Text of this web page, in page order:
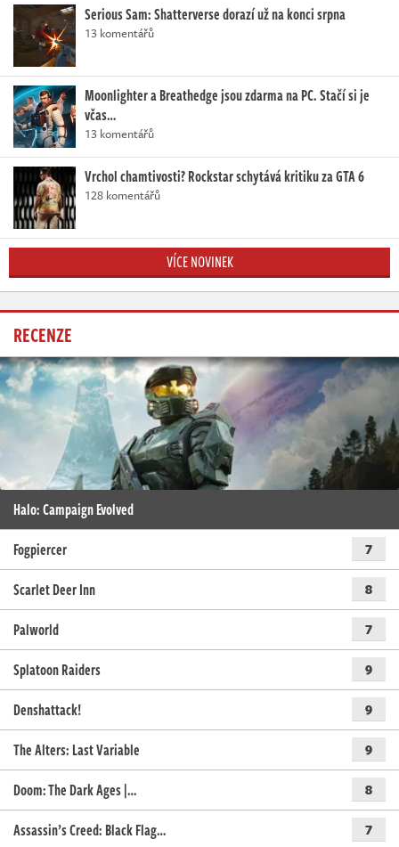
Serious Sam: Shatterverse dorazí už na konci srpna
13 komentářů
Moonlighter a Breathedge jsou zdarma na PC. Stačí si je
včas…
13 komentářů
Vrchol chamtivosti? Rockstar schytává kritiku za GTA 6
128 komentářů
VÍCE NOVINEK
RECENZE
Halo: Campaign Evolved
Fogpiercer
7
Scarlet Deer Inn 8
Palworld 7
Splatoon Raiders 9
Denshattack! 9
The Alters: Last Variable 9
Doom: The Dark Ages |… 8
Assassin’s Creed: Black Flag… 7